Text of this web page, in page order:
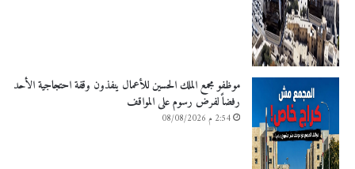
موظفو مجمع الملك الحسين للأعمال ينفذون وقفة احتجاجية الأحد
رفضاً لفرض رسوم على المواقف
2:54 م 08/08/2026